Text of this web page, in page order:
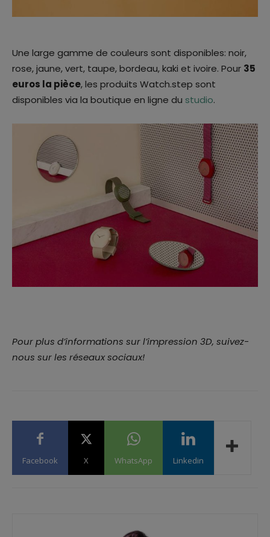
Une large gamme de couleurs sont disponibles: noir,
rose, jaune, vert, taupe, bordeau, kaki et ivoire. Pour 35
euros la pièce, les produits Watch.step sont
disponibles via la boutique en ligne du studio.
Pour plus d’informations sur l’impression 3D, suivez-
nous sur les réseaux sociaux!
Facebook X WhatsApp Linkedin